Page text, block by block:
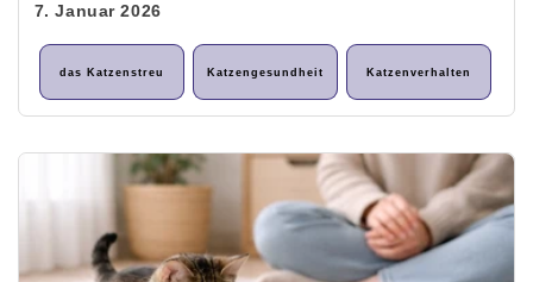
7. Januar 2026
das Katzenstreu Katzengesundheit Katzenverhalten